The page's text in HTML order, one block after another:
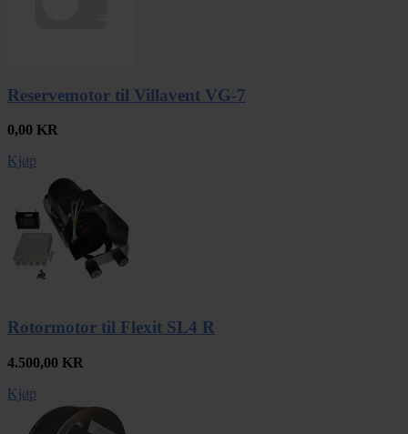
Reservemotor til Villavent VG-7
0,00 KR
Kjøp
Rotormotor til Flexit SL4 R
4.500,00 KR
Kjøp